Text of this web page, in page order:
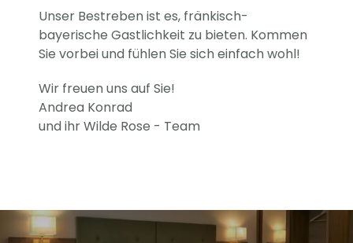
Unser Bestreben ist es, fränkisch-
bayerische Gastlichkeit zu bieten. Kommen
Sie vorbei und fühlen Sie sich einfach wohl!
Wir freuen uns auf Sie!
Andrea Konrad
und ihr Wilde Rose - Team